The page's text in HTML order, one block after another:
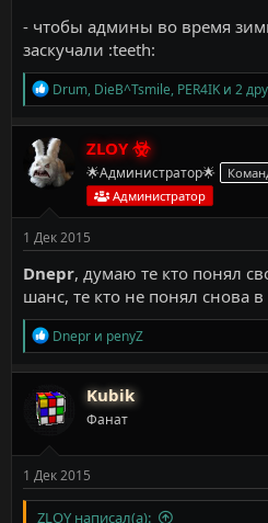
- чтобы админы во время
заскучали :teeth:
Р
е
а
к
ц
и
и
Drum, DieB^Tsmile, PER4IK и 2
ZLOY
🌟Администратор🌟
Администратор
1 Дек 2015
Dnepr, думаю те кто понял
шанс, те кто не понял снова в
Р
е
а
ц
и
Dnepr и penyZ
Kubik
Фанат
1 Дек 2015
ZLOY написал(а):